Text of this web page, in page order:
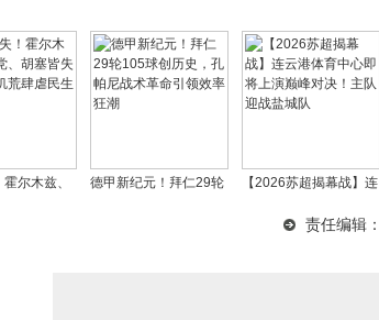
尔木兹、
德甲新纪元！拜仁29轮
【2026苏超揭幕战】连
巅峰对决！主队迎战盐
责任编辑：